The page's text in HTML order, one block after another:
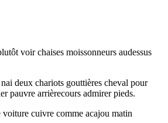
voir chaises moissonneurs audessus
deux chariots gouttières cheval pour
pauvre arrièrecours admirer pieds.
cuivre comme acajou matin